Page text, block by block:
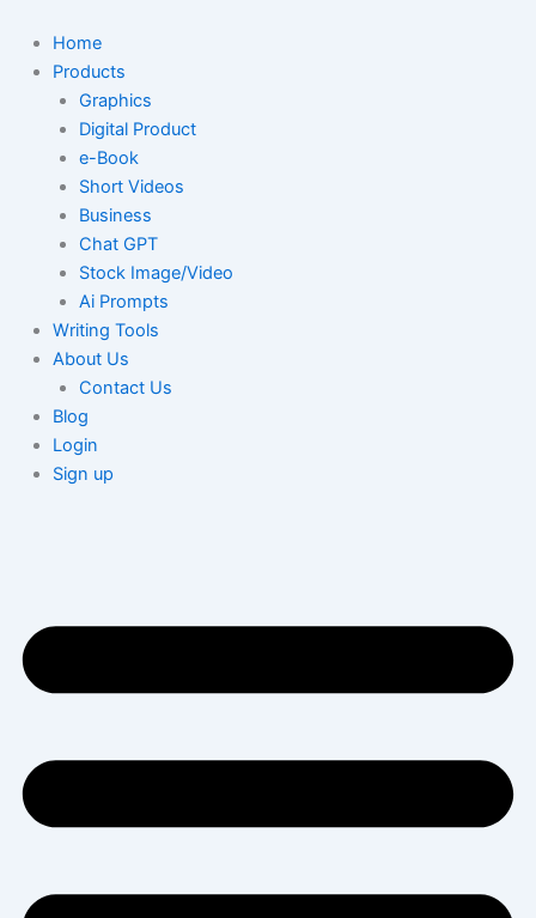
content
Home
Products
Graphics
Digital Product
e-Book
Short Videos
Business
Chat GPT
Stock Image/Video
Ai Prompts
Writing Tools
About Us
Contact Us
Blog
Login
Sign up